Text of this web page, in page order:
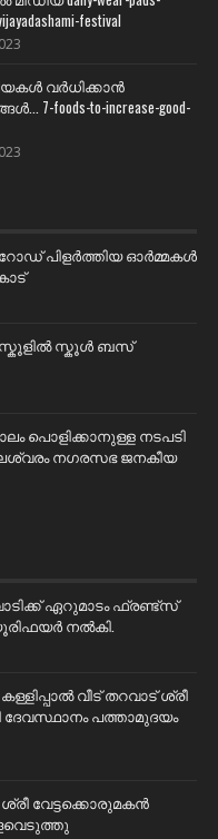
festival
വര്‍ധിക്കാന്‍
7-foods-to-increase-good-
പിളർത്തിയ ഓർമ്മകൾ
സ്കൂളിൽ സ്കൂൾ ബസ്
പൊളിക്കാനുള്ള നടപടി
നഗരസഭ ജനകീയ
ഏറുമാടം ഫ്രണ്ട്സ്
നൽകി.
വീട് തറവാട് ശ്രീ
പത്താമുദയം
ശ്രീ വേട്ടക്കൊരുമകൻ